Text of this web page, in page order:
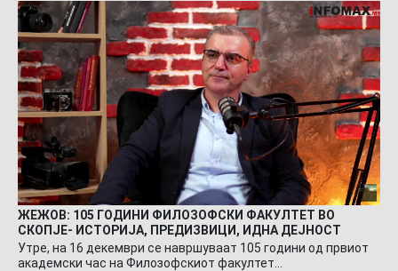
ЖЕЖОВ: 105 ГОДИНИ ФИЛОЗОФСКИ ФАКУЛТЕТ ВО
СКОПЈЕ- ИСТОРИЈА, ПРЕДИЗВИЦИ, ИДНА ДЕЈНОСТ
Утре, на 16 декември се навршуваат 105 години од првиот
академски час на Филозофскиот факултет…